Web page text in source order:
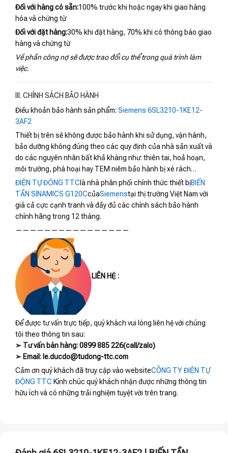
Đối với hàng có sẵn:100% trước khi hoặc ngay khi giao hàng
hóa và chứng từ
Đối với đặt hàng:30% khi đặt hàng, 70% khi có thông báo giao
hàng và chứng từ
Về phần công nợ sẽ được trao đổi cụ thể trong quá trình làm
việc.
III. CHÍNH SÁCH BẢO HÀNH
Điều khoản bảo hành sản phẩm: Siemens 6SL3210-1KE12-
3AF2
Thiết bị trên sẽ không được bảo hành khi sử dụng, vận hành,
bảo dưỡng không đúng theo các quy định của nhà sản xuất và
do các nguyên nhân bất khả kháng như: thiên tai, hoả hoạn,
môi trường, phá hoại hay TEM niêm bảo hành bị xé rách…
ĐIỆN TỰ ĐỘNG TTC là nhà phân phối chính thức thiết bịBIẾN
TẦN SINAMICS G120CcủaSiemenstại thị trường Việt Nam với
giá cả cực cạnh tranh và đầy đủ các chính sách bảo hành
chính hãng trong 12 tháng.
————————————————
LIÊN HỆ :
Để được tư vấn trực tiếp, quý khách vui lòng liên hệ với chúng
tôi theo thông tin sau:
➢ Tư vấn bán hàng: 0899 885 226(call/zalo)
➢ Email: le.ducdo@tudong-ttc.com
Cảm ơn quý khách đã truy cập vào websiteCÔNG TY ĐIỆN TỰ
ĐỘNG TTC Kính chúc quý khách nhận được những thông tin
hữu ích và có những trải nghiệm tuyệt vời trên trang.